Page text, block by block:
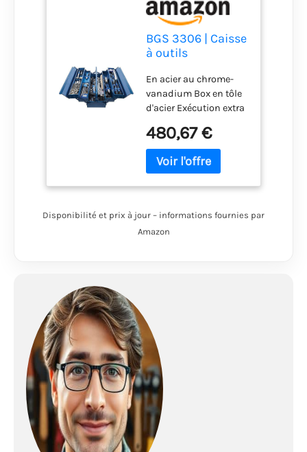
BGS 3306 | Caisse
à outils
assortiment
d’outils
En acier au chrome-
vanadium Box en tôle
d'acier Exécution extra
livraison: Pince
coupante de côté, 165
mm | Pince universelle,
de clés coudées, extra
carrossiers, 235 mm |
Jeu de chasse-
goupilles, 150 mm, 3 -
8 mm, 6-tlg. | Pied à
coulisse numérique,
150 mm Testeur , 6-24
Volt | Jeu de clé à
douilles, carré 12,5 mm
(1/2"), 8 - 32 mm, 27
480,67 €
Disponibilité et prix à jour – informations fournies par
Amazon